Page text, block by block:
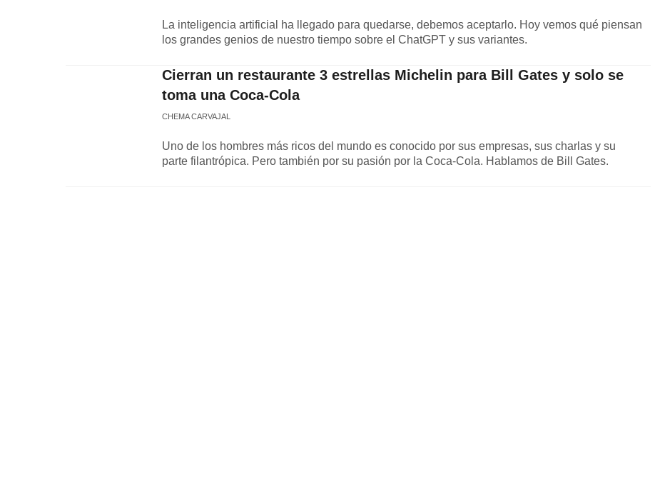
La inteligencia artificial ha llegado para quedarse, debemos aceptarlo. Hoy vemos qué piensan
los grandes genios de nuestro tiempo sobre el ChatGPT y sus variantes.
Cierran un restaurante 3 estrellas Michelin para Bill Gates y solo se
toma una Coca-Cola
CHEMA CARVAJAL
Uno de los hombres más ricos del mundo es conocido por sus empresas, sus charlas y su
parte filantrópica. Pero también por su pasión por la Coca-Cola. Hablamos de Bill Gates.